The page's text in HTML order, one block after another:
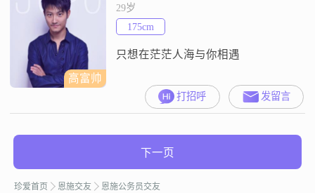
高富帅
29岁
175cm
只想在茫茫人海与你相遇
打招呼 发留言
下一页
珍爱首页 恩施交友 恩施公务员交友